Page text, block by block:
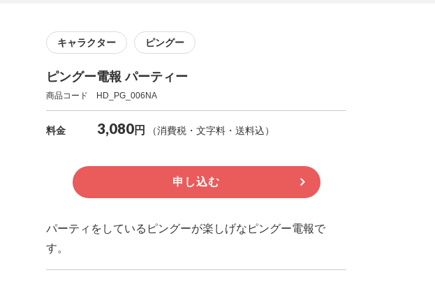
キャラクター ピングー
ピングー電報 パーティー
商品コード HD_PG_006NA
料金 3,080円 （消費税・文字料・送料込）
申し込む
パーティをしているピングーが楽しげなピングー電報で
す。